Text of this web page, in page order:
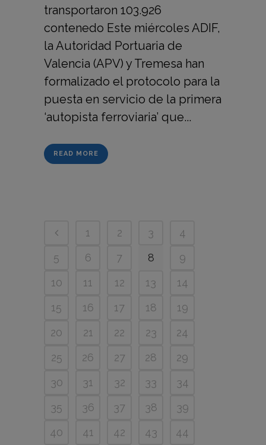
transportaron 103.926
contenedo Este miércoles ADIF,
la Autoridad Portuaria de
Valencia (APV) y Tremesa han
formalizado el protocolo para la
puesta en servicio de la primera
‘autopista ferroviaria’ que...
READ MORE
1 2 3
4
5
6 7 8
9
10
11 12 13
14
15
16 17 18
19
20
21 22 23
24
25
26 27 28
29
30
31 32 33
34
35
36 37 38
39
40
41 42 43
44